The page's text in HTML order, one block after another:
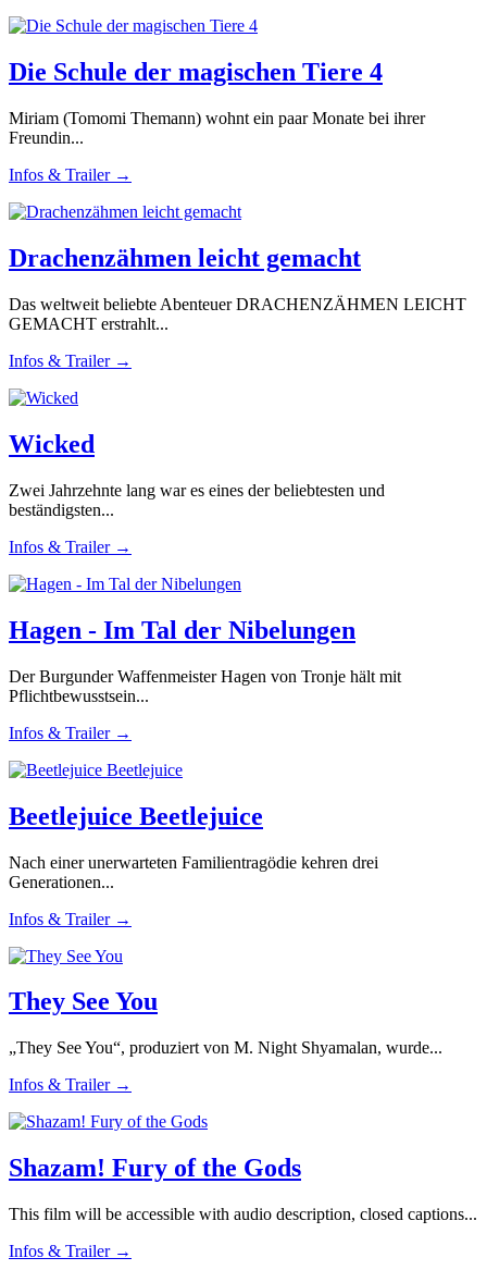
Die Schule der magischen Tiere 4
Miriam (Tomomi Themann) wohnt ein paar Monate bei ihrer
Freundin...
Infos & Trailer →
Drachenzähmen leicht gemacht
Das weltweit beliebte Abenteuer DRACHENZÄHMEN LEICHT
GEMACHT erstrahlt...
Infos & Trailer →
Wicked
Zwei Jahrzehnte lang war es eines der beliebtesten und
beständigsten...
Infos & Trailer →
Hagen - Im Tal der Nibelungen
Der Burgunder Waffenmeister Hagen von Tronje hält mit
Pflichtbewusstsein...
Infos & Trailer →
Beetlejuice Beetlejuice
Nach einer unerwarteten Familientragödie kehren drei
Generationen...
Infos & Trailer →
They See You
„They See You“, produziert von M. Night Shyamalan, wurde...
Infos & Trailer →
Shazam! Fury of the Gods
This film will be accessible with audio description, closed captions...
Infos & Trailer →